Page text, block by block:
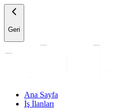
Geri
Ana Sayfa
İş İlanları